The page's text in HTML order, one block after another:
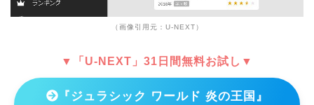
（画像引用元：U-NEXT）
▼「U-NEXT」31日間無料お試し▼
『ジュラシック ワールド 炎の王国』